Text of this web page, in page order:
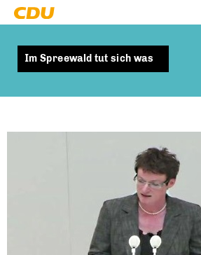
Im Spreewald tut sich was